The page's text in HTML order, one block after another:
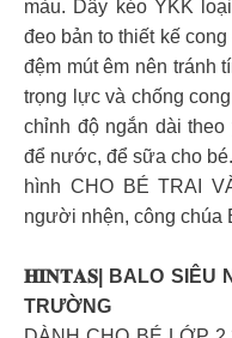
màu. Dây kéo YKK
đeo bản to thiết kế
đệm mút êm nên tránh
trọng lực và chống
chỉnh độ ngắn dài
để nước, để sữa cho
hình CHO BÉ TRAI
người nhện, công
𝐇𝐈𝐍𝐓𝐀𝐒| BALO SIÊU
TRƯỜNG